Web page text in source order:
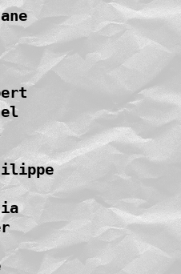
Stéphane
Hubert
Philippe
Katia
Roger
Alain